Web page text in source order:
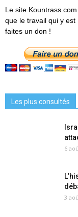
Le site
que le travail qui y
faites un don !
Les plus consultés
6
3